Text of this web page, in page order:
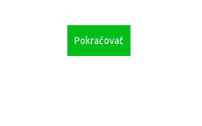
Pokračovať